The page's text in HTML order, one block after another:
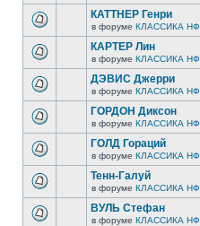
КАТТНЕР Генри
в форуме КЛАССИКА НФ
КАРТЕР Лин
в форуме КЛАССИКА НФ
ДЭВИС Джерри
в форуме КЛАССИКА НФ
ГОРДОН Диксон
в форуме КЛАССИКА НФ
ГОЛД Гораций
в форуме КЛАССИКА НФ
Тенн-Галуй
в форуме КЛАССИКА НФ
ВУЛЬ Стефан
в форуме КЛАССИКА НФ